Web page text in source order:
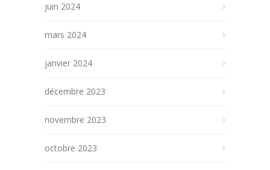
juin 2024
mars 2024
janvier 2024
décembre 2023
novembre 2023
octobre 2023